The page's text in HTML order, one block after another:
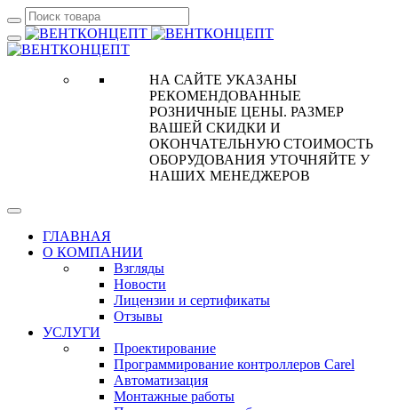
НА САЙТЕ УКАЗАНЫ
РЕКОМЕНДОВАННЫЕ
РОЗНИЧНЫЕ ЦЕНЫ. РАЗМЕР
ВАШЕЙ СКИДКИ И
ОКОНЧАТЕЛЬНУЮ СТОИМОСТЬ
ОБОРУДОВАНИЯ УТОЧНЯЙТЕ У
НАШИХ МЕНЕДЖЕРОВ
ГЛАВНАЯ
О КОМПАНИИ
Взгляды
Новости
Лицензии и сертификаты
Отзывы
УСЛУГИ
Проектирование
Программирование контроллеров Carel
Автоматизация
Монтажные работы